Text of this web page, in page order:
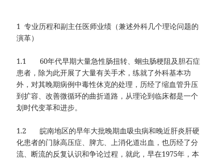
1 专业历程和副主任医师业绩（兼述外科几个理论问题的
演革）
1.1 60年代早期大量急性肠扭转、蛔虫肠梗阻及胆石症
患者，除为此开展了大量有关手术，练就了外科基本功
外，对其晚期病例中毒性休克的处理，历经了缩血管升压
到扩容、改善微循环的曲折道路，从理论到临床都是一个
划时代变革和进步。
1.2 皖南地区的早年大批晚期血吸虫病和晚近肝炎肝硬
化患者的门脉高压症、脾亢、上消化道出血，也历经了分
流、断流的反复认识和争论过程，就此，早在1975年，本